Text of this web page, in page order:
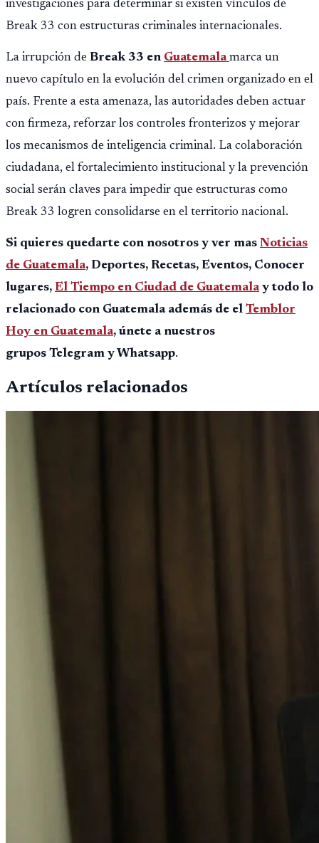
investigaciones para determinar si existen vínculos de
Break 33 con estructuras criminales internacionales.
La irrupción de Break 33 en Guatemalamarca un
nuevo capítulo en la evolución del crimen organizado en el
país. Frente a esta amenaza, las autoridades deben actuar
con firmeza, reforzar los controles fronterizos y mejorar
los mecanismos de inteligencia criminal. La colaboración
ciudadana, el fortalecimiento institucional y la prevención
social serán claves para impedir que estructuras como
Break 33 logren consolidarse en el territorio nacional.
Si quieres quedarte con nosotros y ver mas Noticias
de Guatemala, Deportes, Recetas, Eventos, Conocer
lugares, El Tiempo en Ciudad de Guatemalay todo lo
relacionado con Guatemala además de el Temblor
Hoy en Guatemala, únete a nuestros
grupos Telegram y Whatsapp.
Artículos relacionados